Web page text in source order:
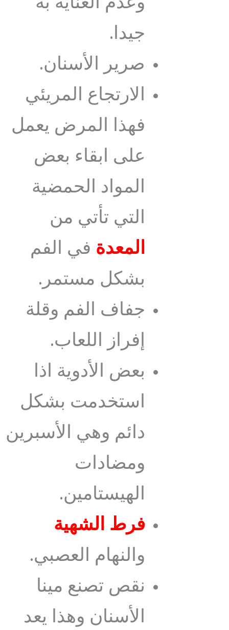
جيدا.
صرير الأسنان.
الارتجاع المريئي
فهذا المرض يعمل
على ابقاء بعض
المواد الحمضية
التي تأتي من
المعدة في الفم
بشكل مستمر.
جفاف الفم وقلة
إفراز اللعاب.
بعض الأدوية اذا
استخدمت بشكل
دائم وهي الأسبرين
ومضادات
الهيستامين.
فرط الشهية
والنهام العصبي.
نقص تصنع مينا
الأسنان وهذا يعد